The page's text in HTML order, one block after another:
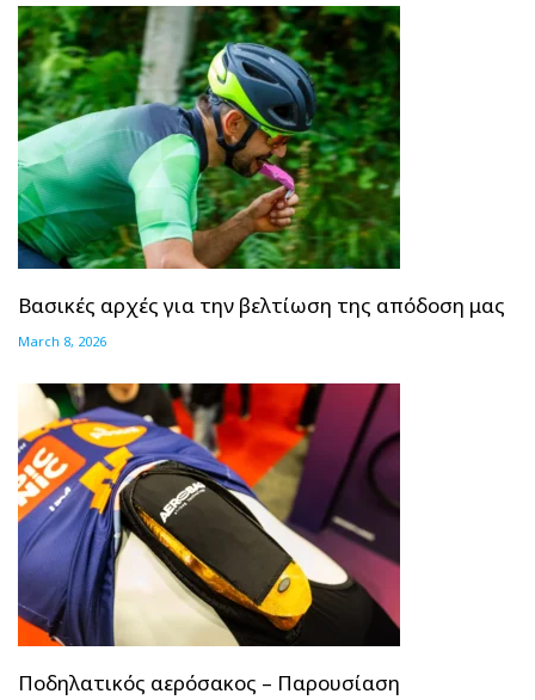
Βασικές αρχές για την βελτίωση της απόδοση μας
March 8, 2026
Ποδηλατικός αερόσακος – Παρουσίαση